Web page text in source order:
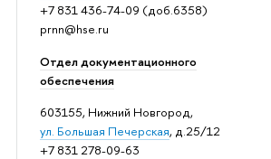
+7 831 436-74-09 (доб.6358)
prnn@hse.ru
Отдел документационного
обеспечения
603155, Нижний Новгород,
ул. Большая Печерская, д.25/12
+7 831 278-09-63